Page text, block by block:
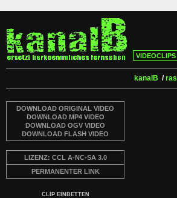
kanalB /
DOWNLOAD ORIGINAL VIDEO
DOWNLOAD MP4 VIDEO
DOWNLOAD OGV VIDEO
DOWNLOAD FLASH VIDEO
LIZENZ: CCL A-NC-SA 3.0
PERMANENTER LINK
CLIP EINBETTEN